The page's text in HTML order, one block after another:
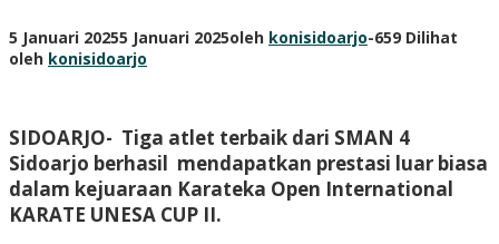
5 Januari 20255 Januari 2025oleh konisidoarjo-659 Dilihat
oleh konisidoarjo
SIDOARJO- Tiga atlet terbaik dari SMAN 4
Sidoarjo berhasil mendapatkan prestasi luar biasa
dalam kejuaraan Karateka Open International
KARATE UNESA CUP II.